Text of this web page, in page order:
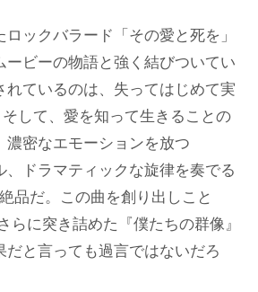
ックバラード「その愛と死を」
ービーの物語と強く結びついてい
れているのは、失ってはじめて実
そして、愛を知って生きることの
密なエモーションを放つ
、ドラマティックな旋律を奏でる
品だ。この曲を創り出しこと
らに突き詰めた『僕たちの群像』
だと言っても過言ではないだろ